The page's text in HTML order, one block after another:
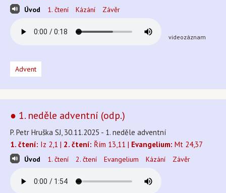
Úvod 1. čtení Kázání Závěr
videozáznam
Advent
● 1. neděle adventní (odp.)
P. Petr Hruška SJ, 30.11.2025 - 1. neděle adventní
1. čtení: Iz 2,1 | 2. čtení: Řím 13,11 | Evangelium: Mt 24,37
Úvod 1. čtení 2. čtení Evangelium Kázání Závěr